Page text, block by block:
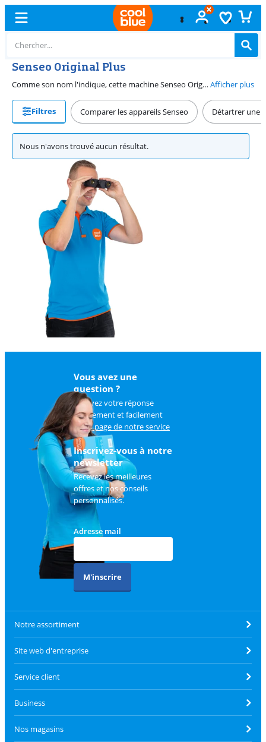
Senseo Original Plus
Comme son nom l'indique, cette machine Senseo Original a une fonction Plus. Grâce à la fonction Senseo Intensity Select, vous pouvez choisir entre deux types de café, à savoir un petit café fort ou un café doux plus fort. La machine distribue uniformément l'eau sur la dosette de café pour un goût riche, après quoi le café se pare d'une couche lisse de crème. Avec un réservoir d'eau plein, vous pouvez préparer 7 tasses de café d'affilée. Les Philips Senseo sont disponibles dans de nombreuses couleurs différentes.Afficher plus
Filtres Comparer les appareils Senseo Détartrer une
Nous n'avons trouvé aucun résultat.
Vous avez une
question ?
Trouvez votre réponse
rapidement et facilement
surla page de notre service
client.
Inscrivez-vous à notre
newsletter
Recevez les meilleures
offres et nos conseils
personnalisés.
Adresse mail
M'inscrire
Notre assortiment
Site web d'entreprise
Service client
Business
Nos magasins